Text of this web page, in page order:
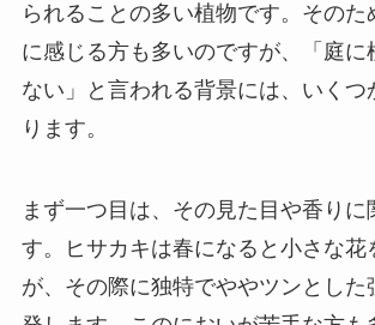
られることの多い植物です。そのた
に感じる方も多いのですが、「庭に
ない」と言われる背景には、いくつ
ります。
まず一つ目は、その見た目や香りに
す。ヒサカキは春になると小さな花
が、その際に独特でややツンとした